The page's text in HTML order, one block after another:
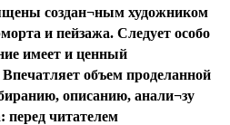
создан¬ным художником
и пейзажа. Следует особо
имеет и ценный
Впечатляет объем проделанной
описанию, анали¬зу
перед читателем